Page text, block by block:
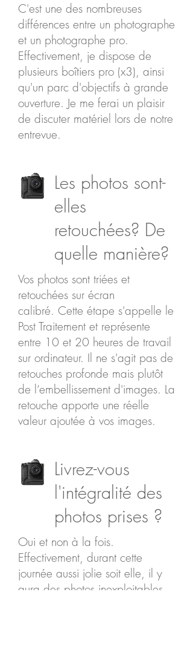
C'est une des nombreuses
différences entre un photographe
et un photographe pro.
Effectivement, je dispose de
plusieurs boîtiers pro (x3), ainsi
qu'un parc d'objectifs à grande
ouverture. Je me ferai un plaisir
de discuter matériel lors de notre
entrevue.
Les photos sont-
elles
retouchées? De
quelle manière?
Vos photos sont triées et
retouchées sur écran
calibré. Cette étape s'appelle le
Post Traitement et représente
entre 10 et 20 heures de travail
sur ordinateur. Il ne s'agit pas de
retouches profonde mais plutôt
de l’embellissement d'images. La
retouche apporte une réelle
valeur ajoutée à vos images.
Livrez-vous
l'intégralité des
photos prises ?
Oui et non à la fois.
Effectivement, durant cette
journée aussi jolie soit elle, il y
aura des photos inexploitables